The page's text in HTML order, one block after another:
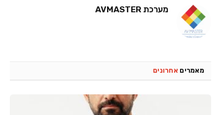
מערכת AVMASTER
מאמרים אחרונים